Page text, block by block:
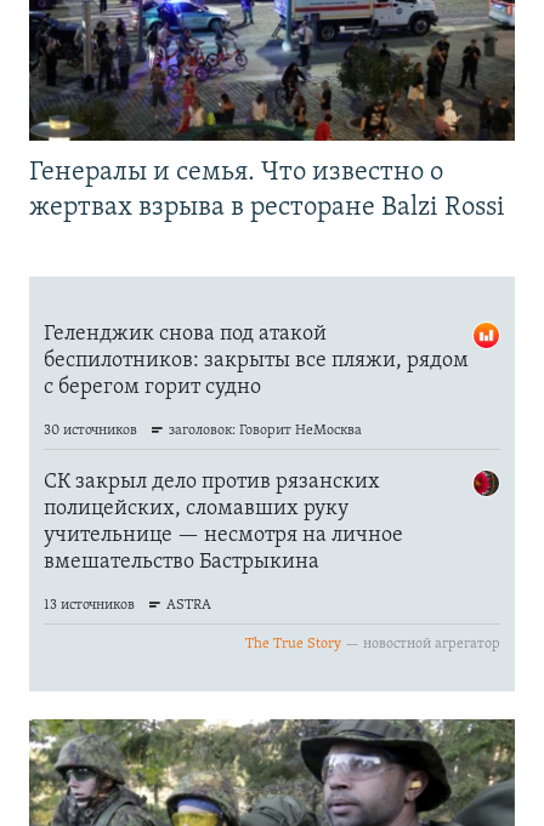
Генералы и семья. Что известно о
жертвах взрыва в ресторане Balzi Rossi